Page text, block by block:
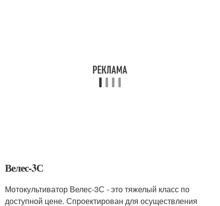
Велес-3С
Мотокультиватор Велес-3С - это тяжелый класс по
доступной цене. Спроектирован для осуществления